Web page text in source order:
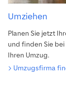
Umziehen
Planen Sie jetzt
und finden Sie
Ihren Umzug.
Umzugsfirma